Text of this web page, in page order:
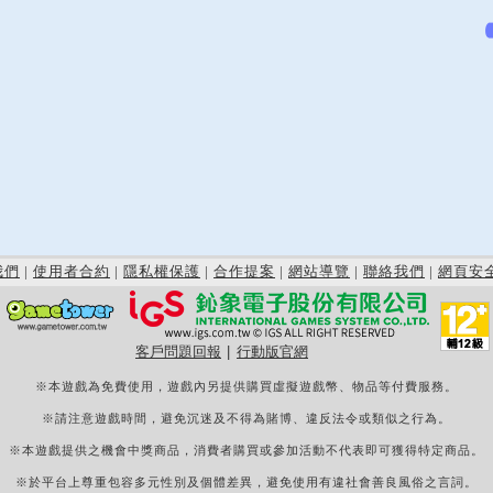
們 | 使用者合約 | 隱私權保護 | 合作提案 | 網站導覽 | 聯絡我們 | 網頁安
客戶問題回報 行動版官網
※本遊戲為免費使用，遊戲內另提供購買虛擬遊戲幣、物品等付費服務。
※請注意遊戲時間，避免沉迷及不得為賭博、違反法令或類似之行為。
※本遊戲提供之機會中獎商品，消費者購買或參加活動不代表即可獲得特定商品。
※於平台上尊重包容多元性別及個體差異，避免使用有違社會善良風俗之言詞。